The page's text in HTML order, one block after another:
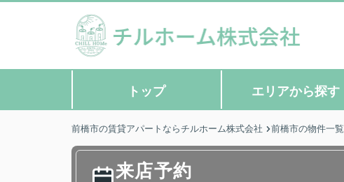
トップ エリアから探す
前橋市の賃貸アパートならチルホーム株式会社 前橋市の物件一覧
来店予約